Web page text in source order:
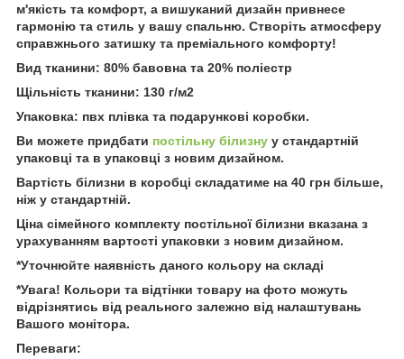
м'якість та комфорт, а вишуканий дизайн привнесе
гармонію та стиль у вашу спальню. Створіть атмосферу
справжнього затишку та преміального комфорту!
Вид тканини: 80% бавовна та 20% поліестр
Щільність тканини: 130 г/м2
Упаковка: пвх плівка та подарункові коробки.
Ви можете придбати постільну білизну у стандартній
упаковці та в упаковці з новим дизайном.
Вартість білизни в коробці складатиме на 40 грн більше,
ніж у стандартній.
Ціна сімейного комплекту постільної білизни вказана з
урахуванням вартості упаковки з новим дизайном.
*Уточнюйте наявність даного кольору на складі
*Увага! Кольори та відтінки товару на фото можуть
відрізнятись від реального залежно від налаштувань
Вашого монітора.
Переваги: